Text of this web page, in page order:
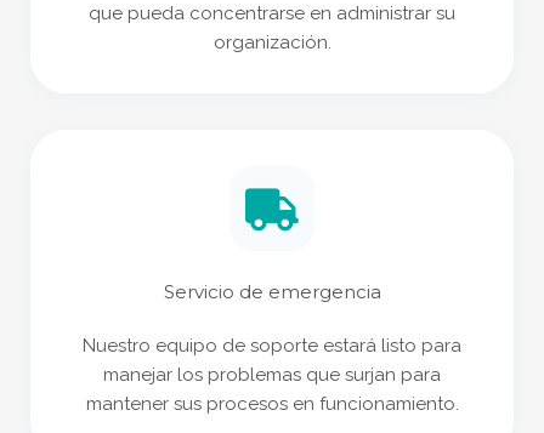
que pueda concentrarse en administrar su
organización.
Servicio de emergencia
Nuestro equipo de soporte estará listo para
manejar los problemas que surjan para
mantener sus procesos en funcionamiento.